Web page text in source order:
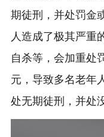
期徒刑，并处罚金
人造成了极其严重
自杀等，会加重处
元，导致多名老年
处无期徒刑，并处